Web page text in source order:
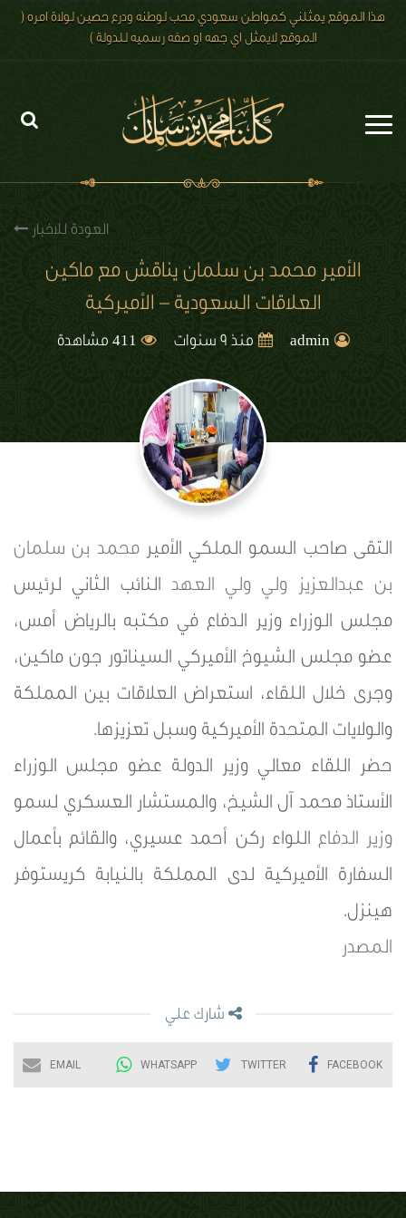
هذا الموقع يمثلني كمواطن سعودي محب لوطنه ودرع حصين لولاة امره (
الموقع لايمثل اي جهه او صفه رسميه للدولة )
العودة للاخبار
الأمير محمد بن سلمان يناقش مع ماكين
العلاقات السعودية – الأميركية
admin منذ 9 سنوات 411 مشاهدة
التقى صاحب السمو الملكي الأميرمحمد بن سلمان
بن عبدالعزيز
ولي ولي العهد النائب الثاني لرئيس
مجلس الوزراء وزير الدفاع في مكتبه بالرياض أمس،
عضو مجلس الشيوخ الأميركي السيناتور جون ماكين،
وجرى خلال اللقاء، استعراض العلاقات بين المملكة
والولايات المتحدة الأميركية وسبل تعزيزها.
حضر اللقاء معالي وزير الدولة عضو مجلس الوزراء
الأستاذ محمد آل الشيخ، والمستشار العسكري لسمو
وزير الدفاع اللواء ركن أحمد عسيري، والقائم بأعمال
السفارة الأميركية لدى المملكة بالنيابة كريستوفر
هينزل.
المصدر
شارك علي
FACEBOOK
TWITTER
WHATSAPP
EMAIL